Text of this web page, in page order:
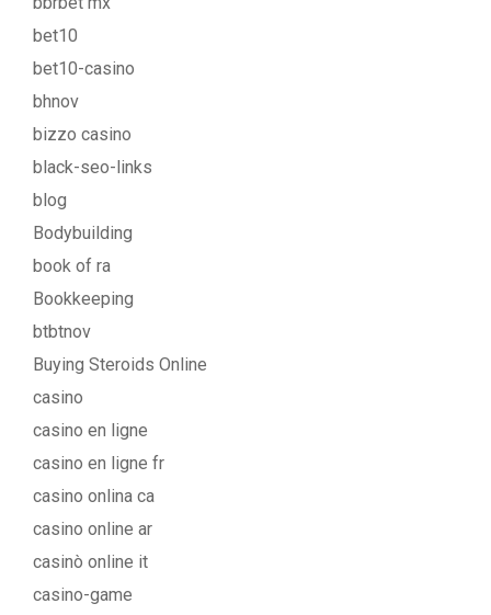
bet10
bet10-casino
bhnov
bizzo casino
black-seo-links
blog
Bodybuilding
book of ra
Bookkeeping
btbtnov
Buying Steroids Online
casino
casino en ligne
casino en ligne fr
casino onlina ca
casino online ar
casinò online it
casino-game